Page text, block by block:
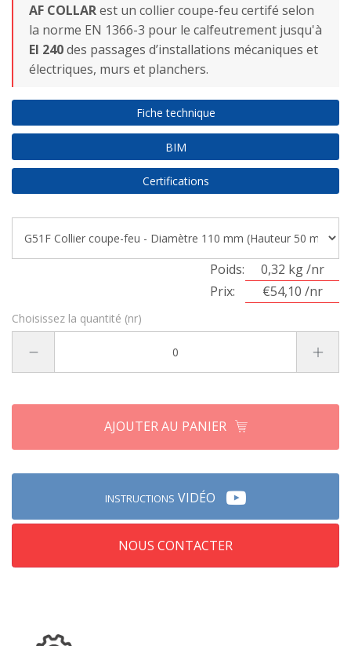
AF COLLARest un collier coupe-feu certifé selon
la norme EN 1366-3 pour le calfeutrement jusqu'à
EI 240des passages d’installations mécaniques et
électriques, murs et planchers.
Fiche technique
BIM
Certifications
Poids:
0,32 kg /nr
Prix:
€54,10 /nr
Choisissez la quantité (nr)
INSTRUCTIONS VIDÉO
NOUS CONTACTER
AJOUTER AU PANIER